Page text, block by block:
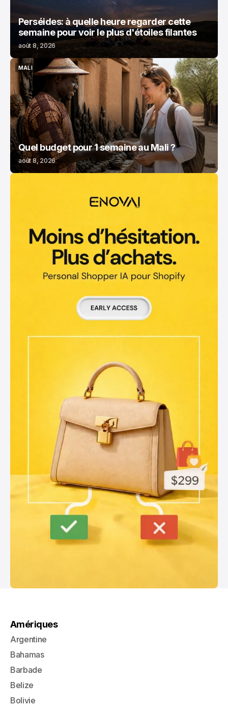
Perséides: à quelle heure regarder cette
semaine pour voir le plus d'étoiles filantes
août 8, 2026
MALI
MALI
Quel budget pour 1 semaine au Mali ?
août 8, 2026
Amériques
Argentine
Bahamas
Barbade
Belize
Bolivie